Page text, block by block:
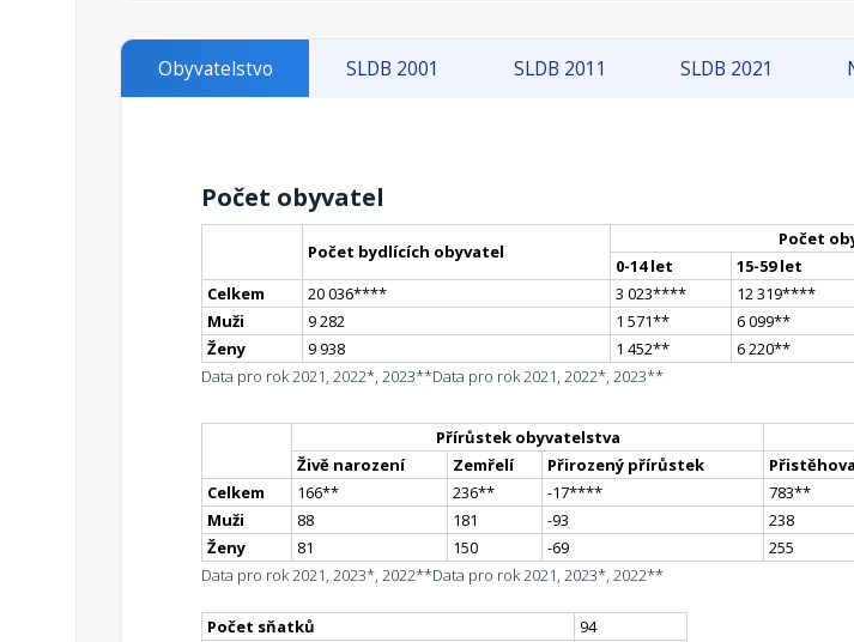
Obyvatelstvo SLDB 2001 SLDB 2011 SLDB 2021
Počet obyvatel
Počet bydlících obyvatel
Počet
0-14 let 15-59 let
Celkem
20 036**** 3 023**** 12 319****
Muži
9 282 1 571** 6 099**
Ženy
9 938 1 452** 6 220**
Data pro rok 2021, 2022*, 2023**Data pro rok 2021, 2022*, 2023**
Přírůstek obyvatelstva
Živě narození Zemřelí Přirozený přírůstek
Celkem
166** 236** -17**** 783**
Muži
88 181 -93 238
Ženy
81 150 -69 255
Data pro rok 2021, 2023*, 2022**Data pro rok 2021, 2023*, 2022**
Počet sňatků
94